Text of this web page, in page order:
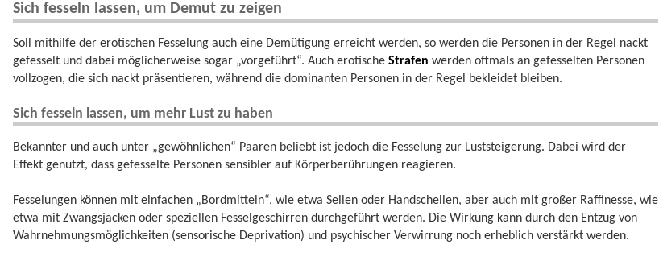
Sich fesseln lassen, um Demut zu zeigen
Soll mithilfe der erotischen Fesselung auch eine Demütigung erreicht werden, so werden die Personen in der Regel nackt
gefesselt und dabei möglicherweise sogar „vorgeführt“. Auch erotische Strafen werden oftmals an gefesselten Personen
vollzogen, die sich nackt präsentieren, während die dominanten Personen in der Regel bekleidet bleiben.
Sich fesseln lassen, um mehr Lust zu haben
Bekannter und auch unter „gewöhnlichen“ Paaren beliebt ist jedoch die Fesselung zur Luststeigerung. Dabei wird der
Effekt genutzt, dass gefesselte Personen sensibler auf Körperberührungen reagieren.
Fesselungen können mit einfachen „Bordmitteln“, wie etwa Seilen oder Handschellen, aber auch mit großer Raffinesse, wie
etwa mit Zwangsjacken oder speziellen Fesselgeschirren durchgeführt werden. Die Wirkung kann durch den Entzug von
Wahrnehmungsmöglichkeiten (sensorische Deprivation) und psychischer Verwirrung noch erheblich verstärkt werden.